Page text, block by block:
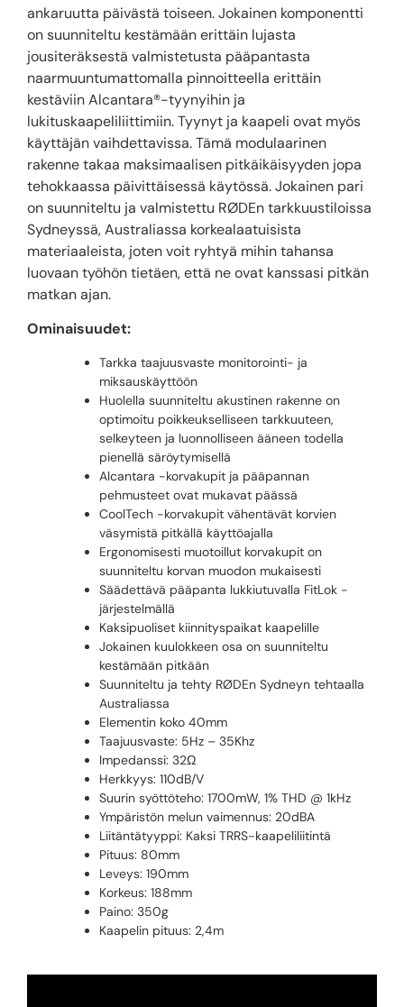
ankaruutta päivästä toiseen. Jokainen komponentti
on suunniteltu kestämään erittäin lujasta
jousiteräksestä valmistetusta pääpantasta
naarmuuntumattomalla pinnoitteella erittäin
kestäviin Alcantara®-tyynyihin ja
lukituskaapeliliittimiin. Tyynyt ja kaapeli ovat myös
käyttäjän vaihdettavissa. Tämä modulaarinen
rakenne takaa maksimaalisen pitkäikäisyyden jopa
tehokkaassa päivittäisessä käytössä. Jokainen pari
on suunniteltu ja valmistettu RØDEn tarkkuustiloissa
Sydneyssä, Australiassa korkealaatuisista
materiaaleista, joten voit ryhtyä mihin tahansa
luovaan työhön tietäen, että ne ovat kanssasi pitkän
matkan ajan.
Ominaisuudet:
Tarkka taajuusvaste monitorointi- ja
miksauskäyttöön
Huolella suunniteltu akustinen rakenne on
optimoitu poikkeukselliseen tarkkuuteen,
selkeyteen ja luonnolliseen ääneen todella
pienellä säröytymisellä
Alcantara -korvakupit ja pääpannan
pehmusteet ovat mukavat päässä
CoolTech -korvakupit vähentävät korvien
väsymistä pitkällä käyttöajalla
Ergonomisesti muotoillut korvakupit on
suunniteltu korvan muodon mukaisesti
Säädettävä pääpanta lukkiutuvalla FitLok -
järjestelmällä
Kaksipuoliset kiinnityspaikat kaapelille
Jokainen kuulokkeen osa on suunniteltu
kestämään pitkään
Suunniteltu ja tehty RØDEn Sydneyn tehtaalla
Australiassa
Elementin koko 40mm
Taajuusvaste: 5Hz – 35Khz
Impedanssi: 32Ω
Herkkyys: 110dB/V
Suurin syöttöteho: 1700mW, 1% THD @ 1kHz
Ympäristön melun vaimennus: 20dBA
Liitäntätyyppi: Kaksi TRRS-kaapeliliitintä
Pituus: 80mm
Leveys: 190mm
Korkeus: 188mm
Paino: 350g
Kaapelin pituus: 2,4m